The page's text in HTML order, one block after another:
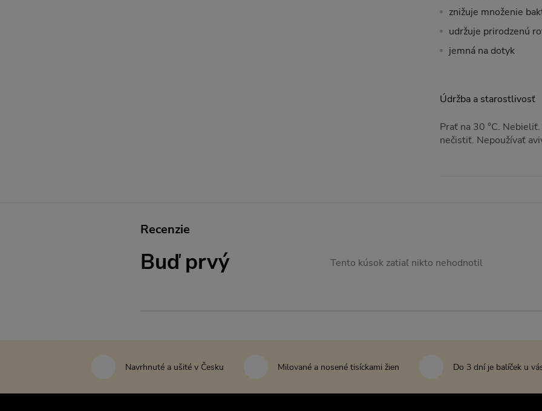
znižuje množenie
udržuje prirodzenú
jemná na dotyk
Údržba a starostlivosť
Prať na 30 °C.
nečistiť. Nepoužívať
Recenzie
Buď prvý Tento kúsok zatiaľ nikto nehodnotil
Navrhnuté a ušité v Česku Milované a nosené tisíckami žien Do 3 dní je balíček u